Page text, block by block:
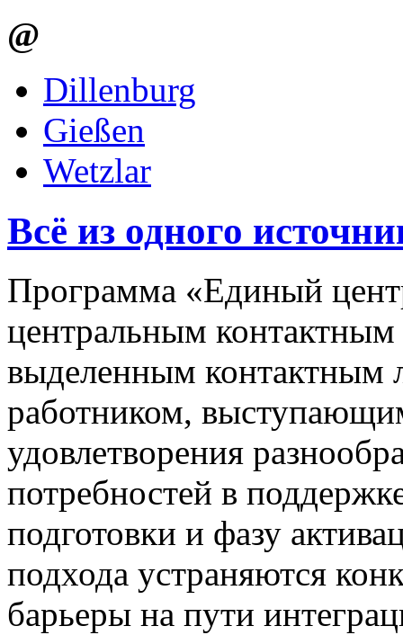
@
Dillenburg
Gießen
Wetzlar
Всё из одного
Программа «Единый
центральным
выделенным контактным
работником,
удовлетворения
потребностей в
подготовки и фазу
подхода устраняются
барьеры на пути